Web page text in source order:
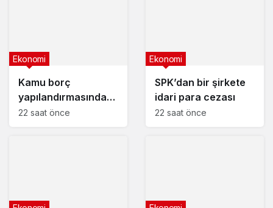
Kamu borç
yapılandırmasında
son başvuru tarihi
Ekonomi
22 saat önce
SPK’dan bir şirkete
idari para cezası
Ekonomi
22 saat önce